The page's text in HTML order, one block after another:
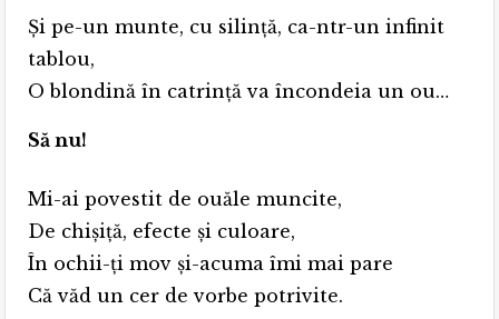
Şi pe-un munte, cu silinţă, ca-ntr-un infinit
tablou,
O blondină în catrinţă va încondeia un ou…
Să nu!
Mi-ai povestit de ouăle muncite,
De chişiţă, efecte şi culoare,
În ochii-ţi mov şi-acuma îmi mai pare
Că văd un cer de vorbe potrivite.